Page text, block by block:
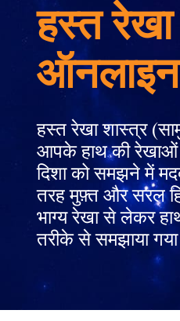
हस्त
ऑनलाइन
हस्त रेखा शास्त्र
आपके हाथ की रेखाओं
दिशा को समझने में
तरह मुफ़्त और सरल
भाग्य रेखा से लेकर
तरीके से समझाया